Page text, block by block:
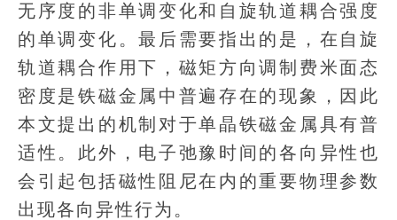
无序度的非单调变化和自旋轨道耦合强度
的单调变化。最后需要指出的是，在自旋
轨道耦合作用下，磁矩方向调制费米面态
密度是铁磁金属中普遍存在的现象，因此
本文提出的机制对于单晶铁磁金属具有普
适性。此外，电子弛豫时间的各向异性也
会引起包括磁性阻尼在内的重要物理参数
出现各向异性行为。